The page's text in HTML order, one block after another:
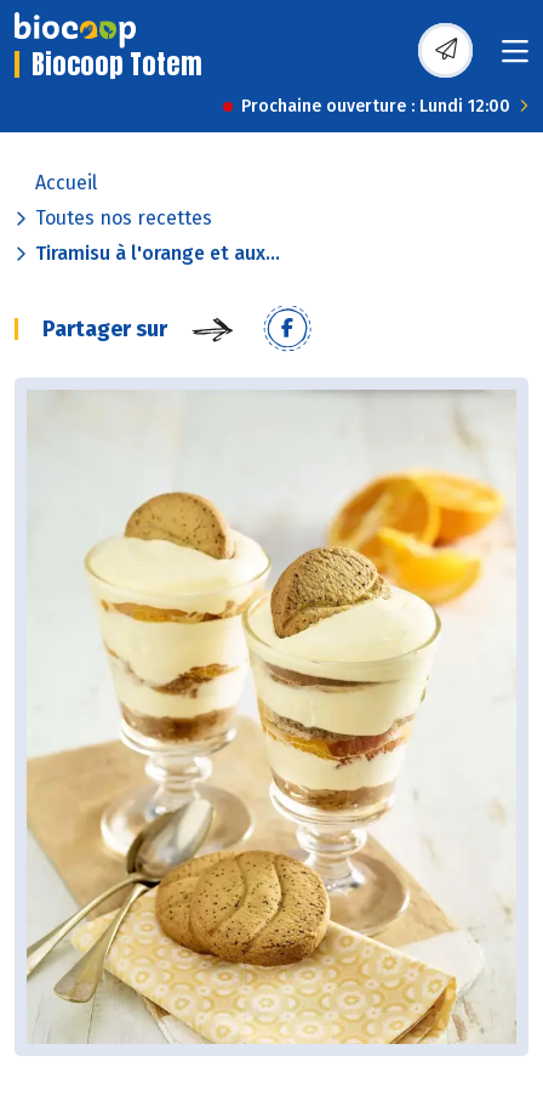
Biocoop Totem
Prochaine ouverture : Lundi 12:00
Accueil
Toutes nos recettes
Tiramisu à l'orange et aux...
Partager sur